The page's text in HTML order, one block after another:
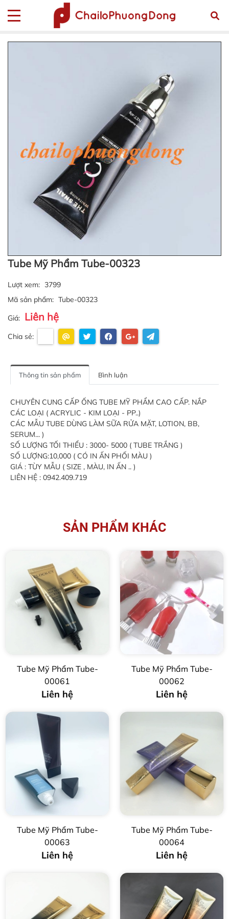
Trang chủ Sản phẩm
TUBE MỸ PHẨM
Tube Mỹ Phẩm Tube-00323
Tube Mỹ Phẩm Tube-00323
Lượt xem: 3799
Mã sản phẩm: Tube-00323
Giá: Liên hệ
Chia sẻ:
Thông tin sản phẩm Bình luận
CHUYÊN CUNG CẤP ỐNG TUBE MỸ PHẨM CAO CẤP. NẮP
CÁC LOẠI ( ACRYLIC - KIM LOẠI - PP..)
CÁC MẪU TUBE DÙNG LÀM SỮA RỬA MẶT, LOTION, BB,
SERUM... )
SỐ LƯỢNG TỐI THIỂU : 3000- 5000 ( TUBE TRẮNG )
SỐ LƯỢNG:10,000 ( CÓ IN ẤN PHỐI MÀU )
GIÁ : TÙY MẪU ( SIZE , MÀU, IN ẤN .. )
LIÊN HỆ : 0942.409.719
SẢN PHẨM KHÁC
Tube Mỹ Phẩm Tube-
00061
Liên hệ
Tube Mỹ Phẩm Tube-
00062
Liên hệ
Tube Mỹ Phẩm Tube-
00063
Liên hệ
Tube Mỹ Phẩm Tube-
00064
Liên hệ